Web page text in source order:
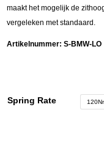
Artikelnummer:S-BMW-LO
maakt het mogelijk de
vergeleken met standaard.
Spring Rate